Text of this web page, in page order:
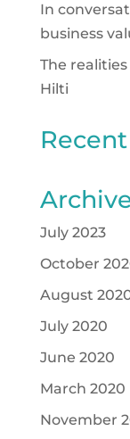
In
business
The
Hilti
July 2023
October
August
July 2020
June 2020
March 2020
November